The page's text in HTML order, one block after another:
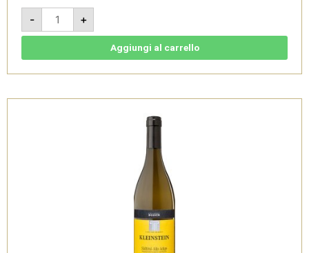
-
Hochkofler
Riesling
2024
-
DOC
di
+
Aggiungi al carrello